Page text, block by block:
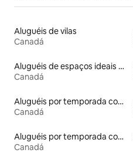
Aluguéis de vilas
Canadá
Aluguéis de espaços ideais para famílias
Canadá
Aluguéis por temporada com café da manhã
Canadá
Aluguéis por temporada com acesso à praia
Canadá